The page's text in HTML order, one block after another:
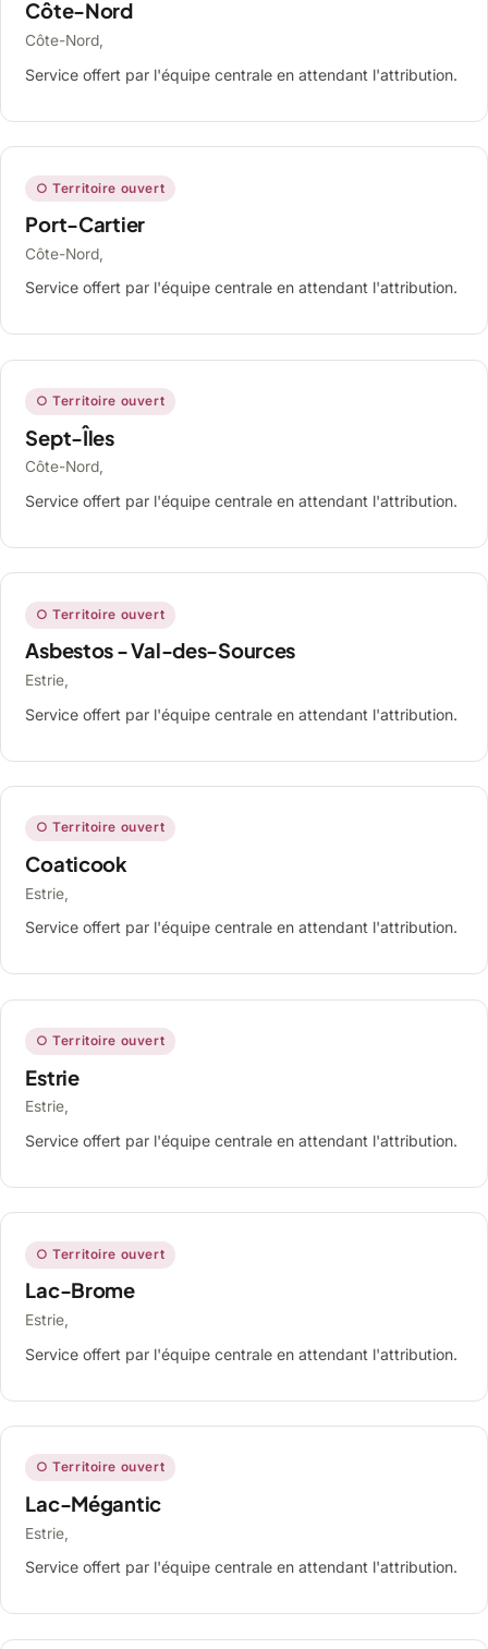
Côte-Nord
Côte-Nord,
Service offert par l'équipe centrale en attendant l'attribution.
○ Territoire ouvert
Port-Cartier
Côte-Nord,
Service offert par l'équipe centrale en attendant l'attribution.
○ Territoire ouvert
Sept-Îles
Côte-Nord,
Service offert par l'équipe centrale en attendant l'attribution.
○ Territoire ouvert
Asbestos - Val-des-Sources
Estrie,
Service offert par l'équipe centrale en attendant l'attribution.
○ Territoire ouvert
Coaticook
Estrie,
Service offert par l'équipe centrale en attendant l'attribution.
○ Territoire ouvert
Estrie
Estrie,
Service offert par l'équipe centrale en attendant l'attribution.
○ Territoire ouvert
Lac-Brome
Estrie,
Service offert par l'équipe centrale en attendant l'attribution.
○ Territoire ouvert
Lac-Mégantic
Estrie,
Service offert par l'équipe centrale en attendant l'attribution.